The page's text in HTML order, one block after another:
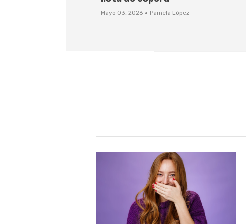
Mayo 03, 2026 · Pamela López